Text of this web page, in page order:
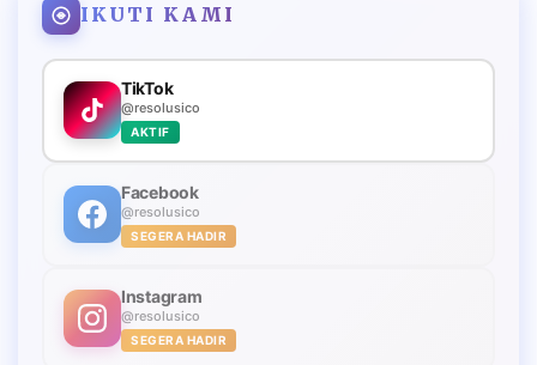
IKUTI KAMI
TikTok
@resolusico
AKTIF
Facebook
@resolusico
SEGERA HADIR
Instagram
@resolusico
SEGERA HADIR